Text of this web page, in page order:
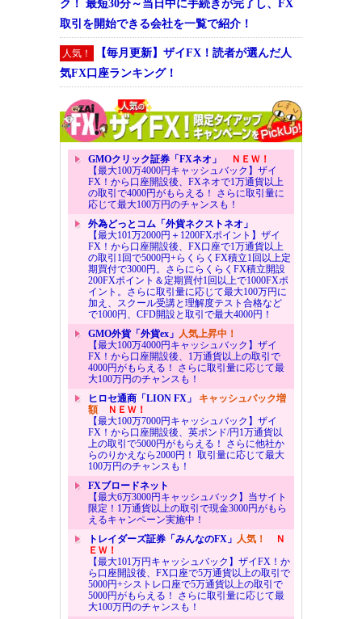
ク！ 最短30分～当日中に手続きが完了し、FX
取引を開始できる会社を一覧で紹介！
人気！
【毎月更新】ザイFX！読者が選んだ人
気FX口座ランキング！
GMOクリック証券「FXネオ」
ＮＥＷ！
【最大100万4000円キャッシュバック】ザイ
FX！から口座開設後、FXネオで1万通貨以上
の取引で4000円がもらえる！ さらに取引量に
応じて最大100万円のチャンスも！
外為どっとコム「外貨ネクストネオ」
【最大101万2000円＋1200FXポイント】ザイ
FX！から口座開設後、FX口座で1万通貨以上
の取引1回で5000円+らくらくFX積立1回以上定
期買付で3000円。さらにらくらくFX積立開設
200FXポイント＆定期買付1回以上で1000FXポ
イント。さらに取引量に応じて最大100万円に
加え、スクール受講と理解度テスト合格など
で1000円、CFD開設と取引で最大4000円！
GMO外貨「外貨ex」 人気上昇中！
【最大100万4000円キャッシュバック】ザイ
FX！から口座開設後、1万通貨以上の取引で
4000円がもらえる！ さらに取引量に応じて最
大100万円のチャンスも！
ヒロセ通商「LION FX」 キャッシュバック増
額ＮＥＷ！
【最大100万7000円キャッシュバック】ザイ
FX！から口座開設後、英ポンド/円1万通貨以
上の取引で5000円がもらえる！ さらに他社か
らのりかえなら2000円！ 取引量に応じて最大
100万円のチャンスも！
FXブロードネット
【最大6万3000円キャッシュバック】当サイト
限定！1万通貨以上の取引で現金3000円がもら
えるキャンペーン実施中！
トレイダーズ証券「みんなのFX」 人気！
Ｎ
ＥＷ！
【最大101万円キャッシュバック】ザイFX！か
ら口座開設後、FX口座で5万通貨以上の取引で
5000円+シストレ口座で5万通貨以上の取引で
5000円がもらえる！ さらに取引量に応じて最
大100万円のチャンスも！